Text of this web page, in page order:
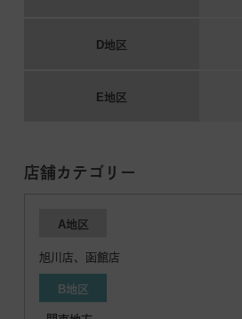
D地区
E地区
店舗カテゴリー
A地区
旭川店、函館店
B地区